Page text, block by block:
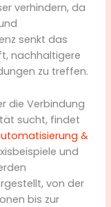
verhindern, da
senkt das
nachhaltigere
zu treffen.
die Verbindung
sucht, findet
&
und
von der
bis zur